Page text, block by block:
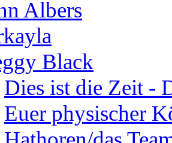
Albers
Black
Dies ist die Zeit -
Euer physischer